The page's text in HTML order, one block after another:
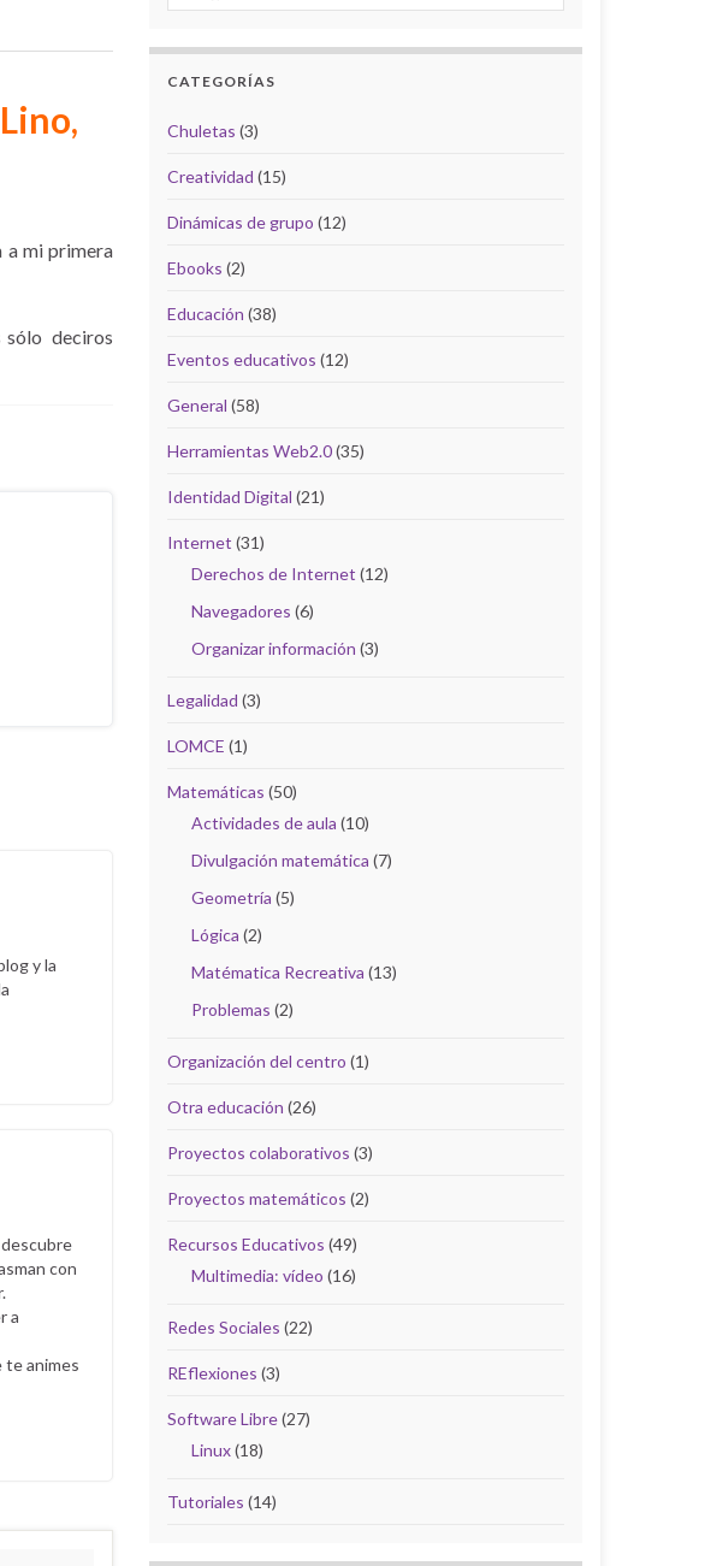
a mi primera
sólo deciros
y la
con
a
te animes
CATEGORÍAS
Chuletas (3)
Creatividad (15)
Dinámicas de grupo (12)
Ebooks (2)
Educación (38)
Eventos educativos (12)
General (58)
Herramientas Web2.0(35)
Identidad Digital (21)
Internet (31)
Derechos de Internet (12)
Navegadores (6)
Organizar información (3)
Legalidad (3)
LOMCE (1)
Matemáticas (50)
Actividades de aula (10)
Divulgación matemática (7)
Geometría (5)
Lógica (2)
Matématica Recreativa (13)
Problemas (2)
Organización del centro (1)
Otra educación (26)
Proyectos colaborativos (3)
Proyectos matemáticos (2)
Recursos Educativos (49)
Multimedia: vídeo (16)
Redes Sociales (22)
REflexiones (3)
Software Libre(27)
Linux(18)
Tutoriales (14)